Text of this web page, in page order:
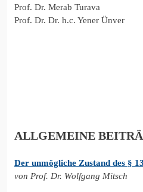
Prof. Dr. Merab Turava
Prof. Dr. Dr. h.c. Yener Ünver
ALLGEMEINE
Der unmögliche Zustand des §
von Prof. Dr. Wolfgang Mitsch